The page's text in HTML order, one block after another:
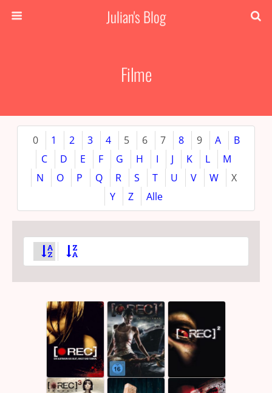
Julian's Blog
Filme
0 1 2 3 4 5 6 7 8 9 A
B
C
D E F G H I J K L
M
N
O P Q R S T U V W
X
Y
Z Alle